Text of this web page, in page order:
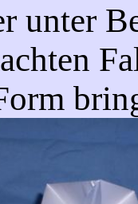
unter